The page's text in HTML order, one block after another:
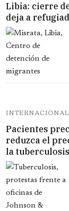
Libia: cierre
deja a
Pacientes
reduzca el
la tuberculosis